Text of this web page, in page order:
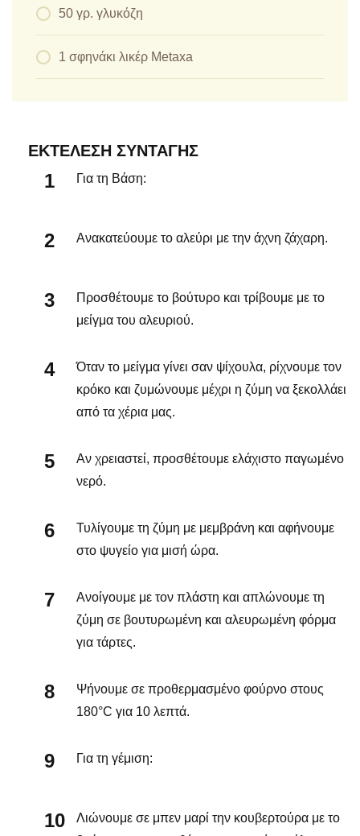
50 γρ. γλυκόζη
1 σφηνάκι λικέρ Metaxa
ΕΚΤΈΛΕΣΗ ΣΥΝΤΑΓΉΣ
Για τη Βάση:
Ανακατεύουμε το αλεύρι με την άχνη ζάχαρη.
Προσθέτουμε το βούτυρο και τρίβουμε με το
μείγμα του αλευριού.
Όταν το μείγμα γίνει σαν ψίχουλα, ρίχνουμε τον
κρόκο και ζυμώνουμε μέχρι η ζύμη να ξεκολλάει
από τα χέρια μας.
Αν χρειαστεί, προσθέτουμε ελάχιστο παγωμένο
νερό.
Τυλίγουμε τη ζύμη με μεμβράνη και αφήνουμε
στο ψυγείο για μισή ώρα.
Ανοίγουμε με τον πλάστη και απλώνουμε τη
ζύμη σε βουτυρωμένη και αλευρωμένη φόρμα
για τάρτες.
Ψήνουμε σε προθερμασμένο φούρνο στους
180°C για 10 λεπτά.
Για τη γέμιση:
Λιώνουμε σε μπεν μαρί την κουβερτούρα με το